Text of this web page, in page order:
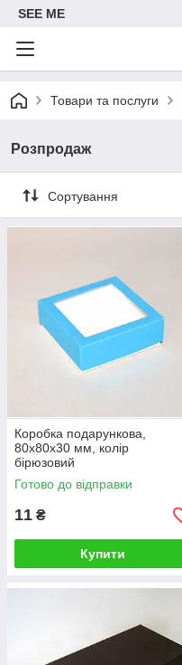
SEE ME
Товари та послуги
Розпродаж
Сортування
Коробка подарункова,
80x80x30 мм, колір
бірюзовий
Готово до відправки
11 ₴
Купити